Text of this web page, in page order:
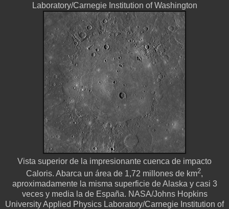
Laboratory/Carnegie Institution of Washington
Vista superior de la impresionante cuenca de impacto
Caloris. Abarca un área de 1,72 millones de km2,
aproximadamente la misma superficie de Alaska y casi 3
veces y media la de España. NASA/Johns Hopkins
University Applied Physics Laboratory/Carnegie Institution of